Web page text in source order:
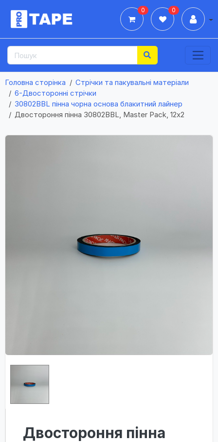
0 0
Головна сторінка
Стрічки та пакувальні матеріали
6-Двосторонні стрічки
30802BBL пінна чорна основа блакитний лайнер
Двостороння пінна 30802BBL, Master Pack, 12х2
Двостороння пінна